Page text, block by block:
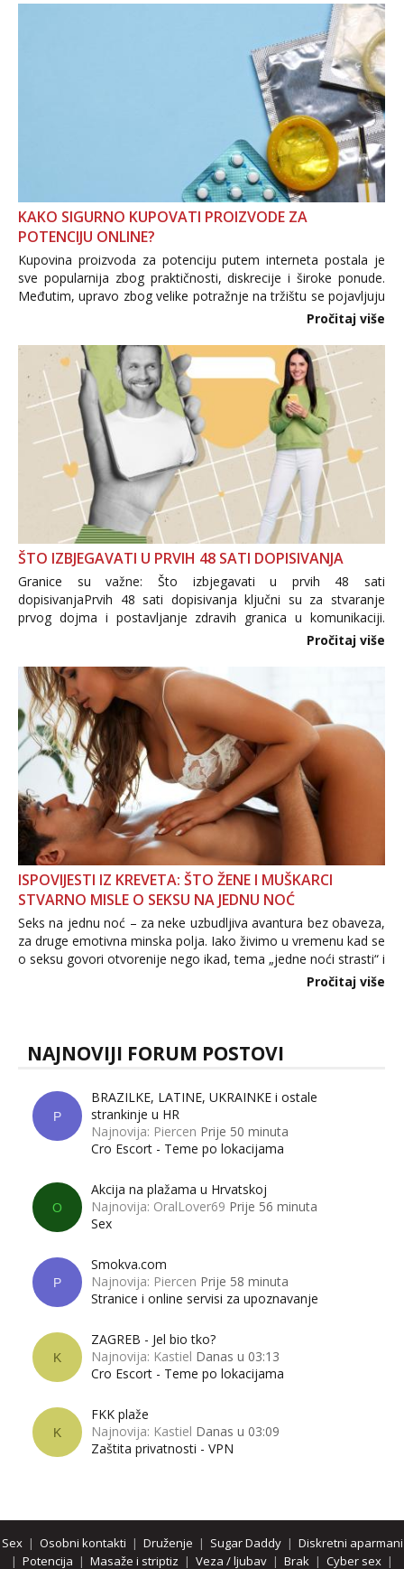
KAKO SIGURNO KUPOVATI PROIZVODE ZA
POTENCIJU ONLINE?
Kupovina proizvoda za potenciju putem interneta postala je
sve popularnija zbog praktičnosti, diskrecije i široke ponude.
Međutim, upravo zbog velike potražnje na tržištu se pojavljuju
i brojni krivotvoreni proizvodi, nepouzdane internetske
Pročitaj više
ŠTO IZBJEGAVATI U PRVIH 48 SATI DOPISIVANJA
Granice su važne: Što izbjegavati u prvih 48 sati
dopisivanjaPrvih 48 sati dopisivanja ključni su za stvaranje
prvog dojma i postavljanje zdravih granica u komunikaciji.
Važno je izbjeći prebrzo otkrivanje osobnih ili intimnih
informacija, jer nepoznata osoba još nije zaslužila to
povjerenje. Takođe...
Pročitaj više
ISPOVIJESTI IZ KREVETA: ŠTO ŽENE I MUŠKARCI
STVARNO MISLE O SEKSU NA JEDNU NOĆ
Seks na jednu noć – za neke uzbudljiva avantura bez obaveza,
za druge emotivna minska polja. Iako živimo u vremenu kad se
o seksu govori otvorenije nego ikad, tema „jedne noći strasti“ i
dalje izaziva burne rasprave. Što zapravo misle žene, a što
Pročitaj više
NAJNOVIJI FORUM POSTOVI
P
BRAZILKE, LATINE, UKRAINKE i ostale
strankinje u HR
Najnovija: Piercen Prije 50 minuta
Cro Escort - Teme po lokacijama
O
Akcija na plažama u Hrvatskoj
Najnovija: OralLover69 Prije 56 minuta
Sex
P
Smokva.com
Najnovija: Piercen Prije 58 minuta
Stranice i online servisi za upoznavanje
K
ZAGREB - Jel bio tko?
Najnovija: Kastiel Danas u 03:13
Cro Escort - Teme po lokacijama
K
FKK plaže
Najnovija: Kastiel Danas u 03:09
Zaštita privatnosti - VPN
Sex| Osobni kontakti | Druženje | Sugar Daddy| Diskretni aparmani
| Potencija | Masaže i striptiz | Veza / ljubav | Brak | Cyber sex |